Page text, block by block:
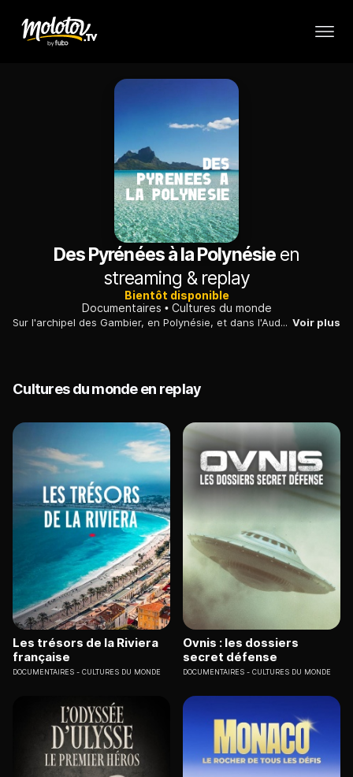
Des Pyrénées à la Polynésieen
streaming & replay
Bientôt disponible
Documentaires
Cultures du monde
Sur l'archipel des Gambier, en Polynésie, et dans l'Aude, des passionnés se mobilisent pour sauvegarder un patrimoine naturel, religieux ou rural. Voir plus
Cultures du monde en replay
Les trésors de la Riviera
française
DOCUMENTAIRES CULTURES DU MONDE
Ovnis : les dossiers
secret défense
DOCUMENTAIRES CULTURES DU MONDE